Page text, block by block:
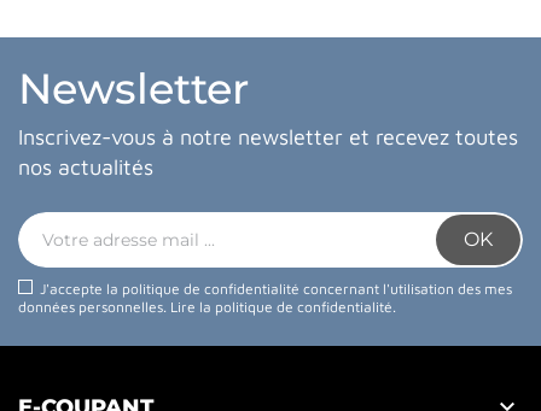
Newsletter
Inscrivez-vous à notre newsletter et recevez toutes
nos actualités
J'accepte la politique de confidentialité concernant l'utilisation des mes
données personnelles. Lire la politique de confidentialité.